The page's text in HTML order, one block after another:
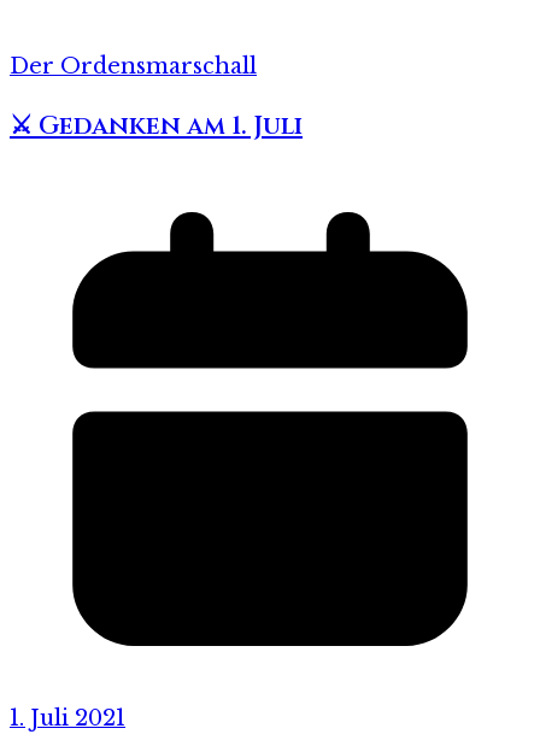
Der Ordensmarschall
⚔️ Gedanken am 1. Juli
1. Juli 2021